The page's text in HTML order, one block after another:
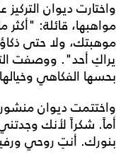
واختارت ديوان
مواهبها، قائلة:
موهبتك، ولا حتى
يراكِ أحد". ووصفت
بحسها الفكاهي
واختتمت ديوان
أماً. شكراً لأنك
بنورك. أنتِ روحي